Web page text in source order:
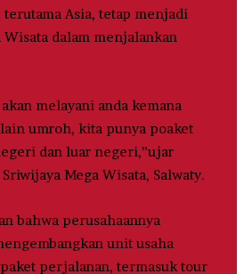
Asia, tetap menjadi
dalam menjalankan
melayani anda kemana
umroh, kita punya poaket
dan luar negeri,”ujar
Mega Wisata, Salwaty.
bahwa perusahaannya
unit usaha
perjalanan, termasuk tour